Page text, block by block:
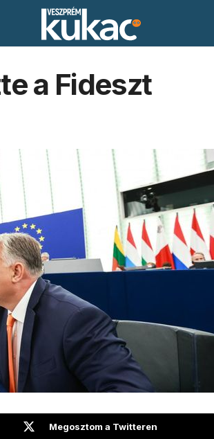
a Fideszt
Megosztom a Twitteren